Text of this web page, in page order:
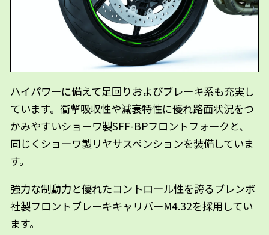
ハイパワーに備えて足回りおよびブレーキ系も充実し
ています。衝撃吸収性や減衰特性に優れ路面状況をつ
かみやすいショーワ製SFF-BPフロントフォークと、
同じくショーワ製リヤサスペンションを装備していま
す。
強力な制動力と優れたコントロール性を誇るブレンボ
社製フロントブレーキキャリパーM4.32を採用してい
ます。